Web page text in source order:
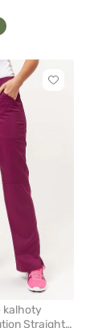
Levandulová
Olivková
kalhoty
Straight